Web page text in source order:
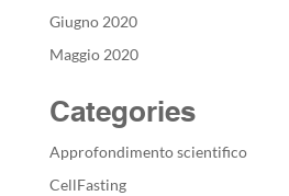
Giugno 2020
Maggio 2020
Categories
Approfondimento scientifico
CellFasting